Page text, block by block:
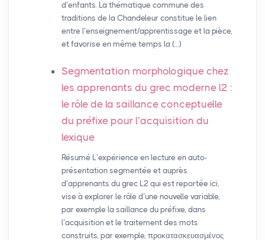
d’enfants. La thématique commune des
traditions de la Chandeleur constitue le lien
entre l’enseignement/apprentissage et la pièce,
et favorise en même temps la (…)
Segmentation morphologique chez
les apprenants du grec moderne l2 :
le rôle de la saillance conceptuelle
du préfixe pour l’acquisition du
lexique
Résumé L’expérience en lecture en auto-
présentation segmentée et auprès
d’apprenants du grec L2 qui est reportée ici,
vise à explorer le rôle d’une nouvelle variable,
par exemple la saillance du préfixe, dans
l’acquisition et le traitement des mots
construits, par exemple, προκατασκευασμένος